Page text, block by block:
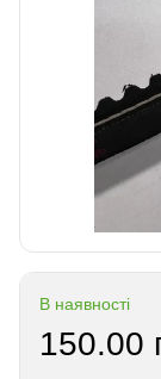
В наявності
150.00